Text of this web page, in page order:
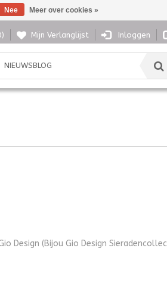
Mijn Verlanglijst Inloggen
NIEUWSBLOG
(Bijou Gio Design
Nee Meer over cookies »